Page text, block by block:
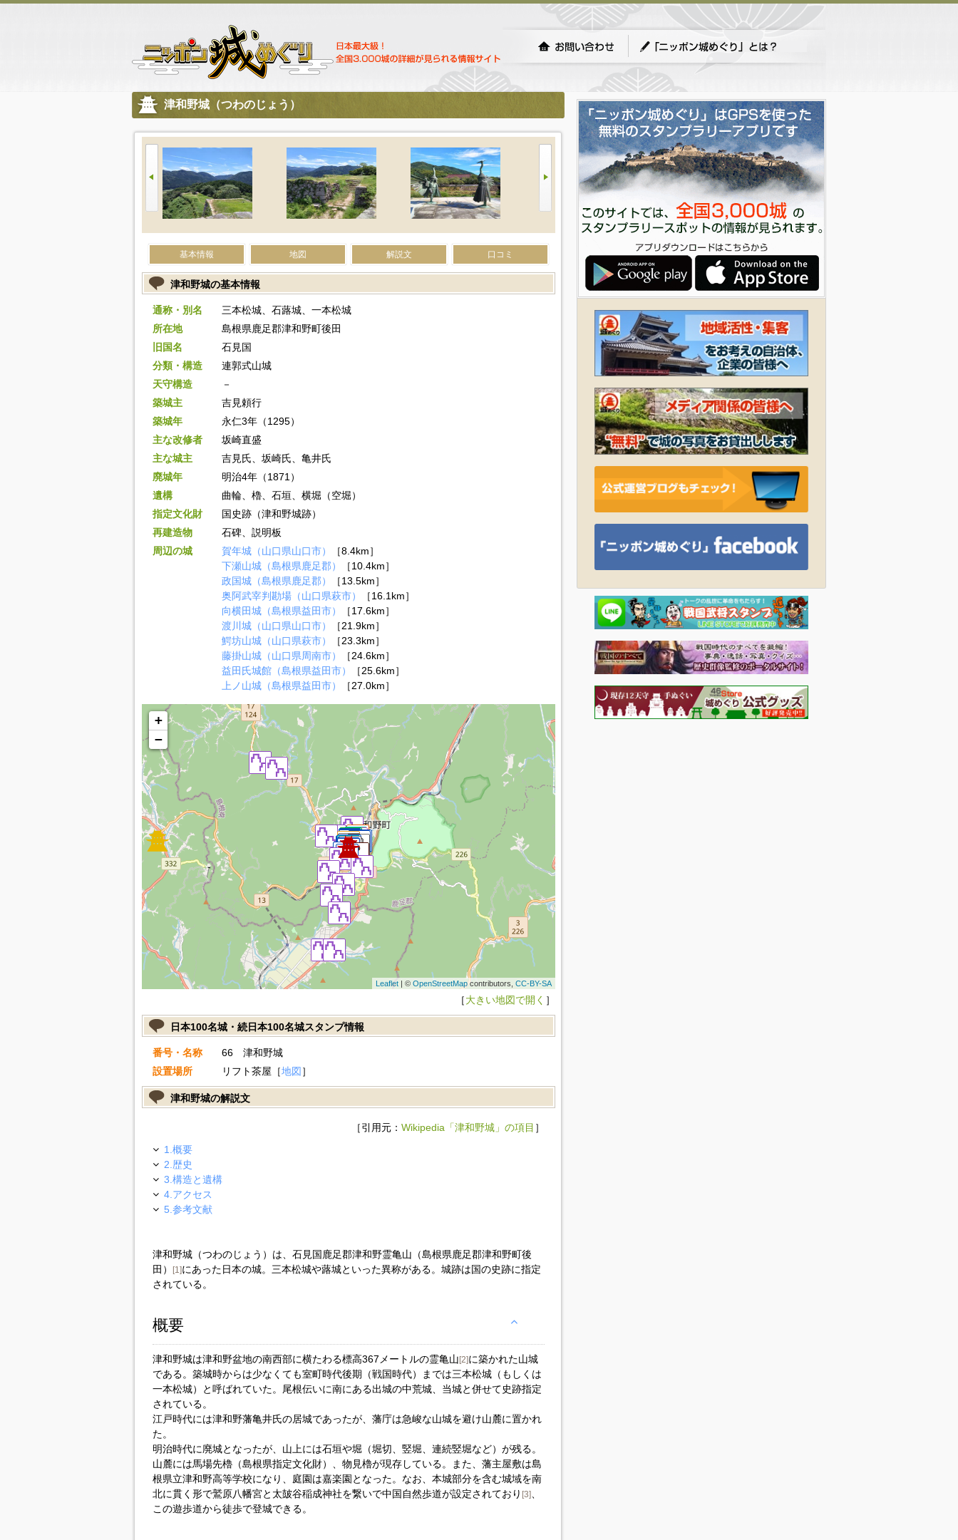
津和野城（つわのじょう）
基本情報 地図 解説文 口コミ
津和野城の基本情報
通称・別名
三本松城、石蕗城、一本松城
所在地
島根県鹿足郡津和野町後田
旧国名
石見国
分類・構造
連郭式山城
天守構造
－
築城主
吉見頼行
築城年
永仁3年（1295）
主な改修者
坂崎直盛
主な城主
吉見氏、坂崎氏、亀井氏
廃城年
明治4年（1871）
遺構
曲輪、櫓、石垣、横堀（空堀）
指定文化財
国史跡（津和野城跡）
再建造物
石碑、説明板
周辺の城
賀年城（山口県山口市）
［8.4km］
下瀬山城（島根県鹿足郡）
［10.4km］
政国城（島根県鹿足郡）
［13.5km］
奥阿武宰判勘場（山口県萩市）
［16.1km］
向横田城（島根県益田市）
［17.6km］
渡川城（山口県山口市）
［21.9km］
鰐坊山城（山口県萩市）
［23.3km］
藤掛山城（山口県周南市）
［24.6km］
益田氏城館（島根県益田市）
［25.6km］
上ノ山城（島根県益田市）
［27.0km］
+
−
Leaflet| © OpenStreetMapcontributors, CC-BY-SA
［大きい地図で開く ］
日本100名城・続日本100名城スタンプ情報
番号・名称
66 津和野城
設置場所
リフト茶屋［地図 ］
津和野城の解説文
［引用元： Wikipedia「津和野城」の項目 ］
1.概要
2.歴史
3.構造と遺構
4.アクセス
5.参考文献
津和野城（つわのじょう）は、石見国鹿足郡津和野霊亀山（島根県鹿足郡津和野町後
田）
[1]にあった日本の城。三本松城や蕗城といった異称がある。城跡は国の史跡に指定
されている。
概要
津和野城は津和野盆地の南西部に横たわる標高367メートルの霊亀山 [2]に築かれた山城
である。築城時からは少なくても室町時代後期（戦国時代）までは三本松城（もしくは
一本松城）と呼ばれていた。尾根伝いに南にある出城の中荒城、当城と併せて史跡指定
されている。
江戸時代には津和野藩亀井氏の居城であったが、藩庁は急峻な山城を避け山麓に置かれ
た。
明治時代に廃城となったが、山上には石垣や堀（堀切、竪堀、連続竪堀など）が残る。
山麓には馬場先櫓（島根県指定文化財）、物見櫓が現存している。また、藩主屋敷は島
根県立津和野高等学校になり、庭園は嘉楽園となった。なお、本城部分を含む城域を南
北に貫く形で鷲原八幡宮と太皷谷稲成神社を繋いで中国自然歩道が設定されており [3]、
この遊歩道から徒歩で登城できる。